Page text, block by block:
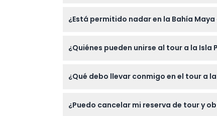
verificar los horarios exactos durante el
¿Está permitido nadar en la Bahía
sobre las restricciones vigentes el día del
¿Quiénes pueden unirse al tour a la Isla
personas mayores de 70 años ni
¿Qué debo llevar conmigo en el tour a la
durante el día; el equipo de snorkel y los
¿Puedo cancelar mi reserva de tour y